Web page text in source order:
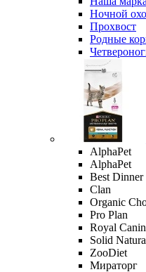
Ночной
Прохвост
Родные
AlphaPet
AlphaPet
Best Dinner
Clan
Organic
Pro Plan
Royal Canin
Solid Natura
ZooDiet
Мираторг